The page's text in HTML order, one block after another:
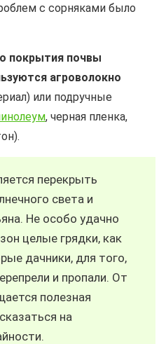
с сорняками было
покрытия почвы
агроволокно
или подручные
, черная пленка,
перекрыть
света и
Не особо удачно
целые грядки, как
дачники, для того,
и пропали. От
полезная
на